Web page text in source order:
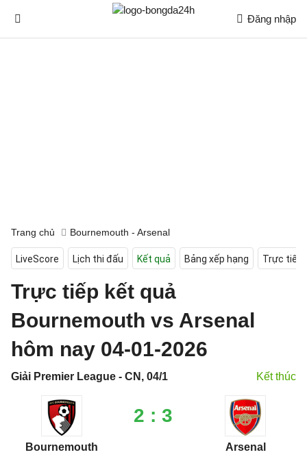
Đăng nhập
Trang chủ Bournemouth - Arsenal
LiveScore Lịch thi đấu Kết quả Bảng xếp hạng Trực tiếp
Trực tiếp kết quả
Bournemouth vs Arsenal
hôm nay 04-01-2026
Giải Premier League - CN, 04/1 Kết thúc
Bournemouth
2 : 3
Arsenal